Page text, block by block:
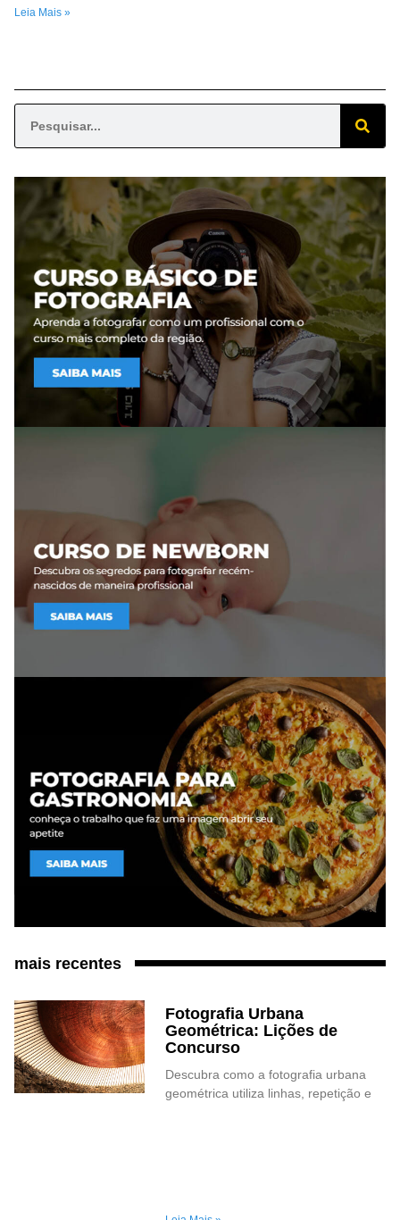
Leia Mais »
mais recentes
Fotografia Urbana
Geométrica: Lições de
Concurso
Descubra como a fotografia urbana
geométrica utiliza linhas, repetição e